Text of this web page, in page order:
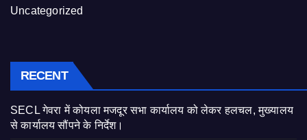
Uncategorized
RECENT
SECL गेवरा में कोयला मजदूर सभा कार्यालय को लेकर हलचल, मुख्यालय
से कार्यालय सौंपने के निर्देश।